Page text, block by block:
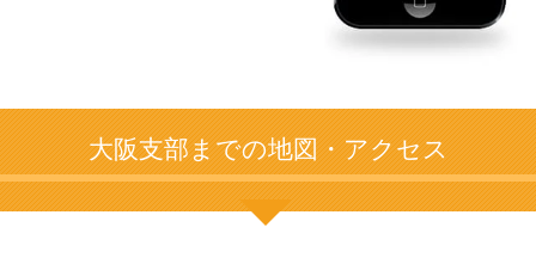
大阪支部までの地図・アクセス